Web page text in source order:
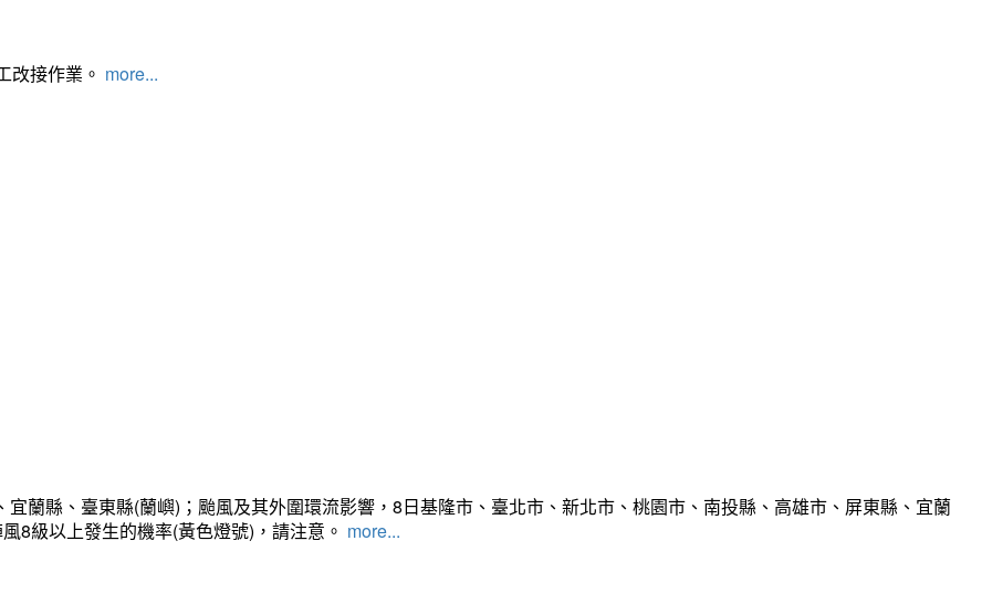
改接作業。 more...
蘭縣、臺東縣(蘭嶼)；颱風及其外圍環流影響，8日基隆市、臺北市、新北市、桃園市、南投縣、高雄市、屏東縣、宜蘭
8級以上發生的機率(黃色燈號)，請注意。 more...